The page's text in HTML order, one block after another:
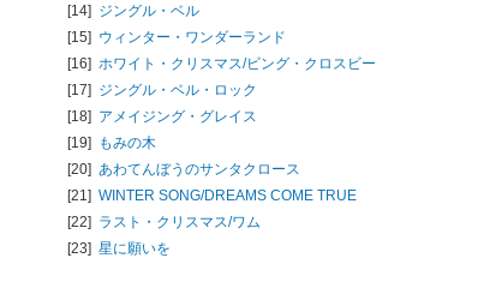
[14] ジングル・ベル
[15] ウィンター・ワンダーランド
[16] ホワイト・クリスマス/ビング・クロスビー
[17] ジングル・ベル・ロック
[18] アメイジング・グレイス
[19] もみの木
[20] あわてんぼうのサンタクロース
[21] WINTER SONG/DREAMS COME TRUE
[22] ラスト・クリスマス/ワム
[23] 星に願いを